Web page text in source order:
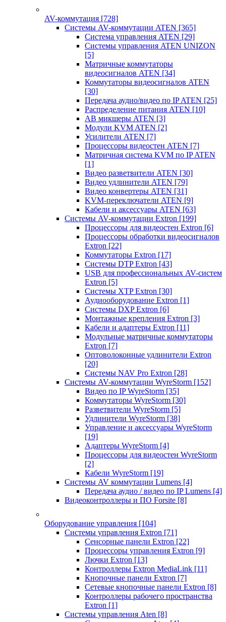
AV-коммутация [728]
Системы AV-коммутации ATEN [365]
Система управления ATEN [29]
Системы управления ATEN UNIZON
[5]
Матричные коммутаторы
видеосигналов ATEN [34]
Коммутаторы видеосигналов ATEN
[30]
Передача аудио/видео по IP ATEN [25]
Распределение питания ATEN [10]
АВ микшеры ATEN [3]
Модули KVM ATEN [2]
Усилители ATEN [7]
Процессоры видеостен ATEN [7]
Матричная система KVM по IP ATEN
[1]
Видео разветвители ATEN [30]
Видео удлинители ATEN [79]
Видео конвертеры ATEN [31]
KVM-переключатели ATEN [9]
Кабели и аксессуары ATEN [63]
Системы AV-коммутации Extron [199]
Процессоры для видеостен Extron [6]
Процессоры обработки видеосигналов
Extron [22]
Коммутаторы Extron [17]
Системы DTP Extron [43]
USB для профессиональных AV-систем
Extron [5]
Системы XTP Extron [30]
Аудиооборудование Extron [1]
Системы DXP Extron [6]
Монтажные крепления Extron [3]
Кабели и адаптеры Extron [11]
Модульные матричные коммутаторы
Extron [7]
Оптоволоконные удлинители Extron
[20]
Системы NAV Pro Extron [28]
Системы AV-коммутации WyreStorm [152]
Видео по IP WyreStorm [35]
Коммутаторы WyreStorm [30]
Разветвители WyreStorm [5]
Удлинители WyreStorm [38]
Управление и аксессуары WyreStorm
[19]
Адаптеры WyreStorm [4]
Процессоры для видеостен WyreStorm
[2]
Кабели WyreStorm [19]
Системы AV коммутации Lumens [4]
Передача аудио / видео по IP Lumens [4]
Видеоконтроллеры и ПО Forsite [8]
Оборудование управления [104]
Системы управления Extron [71]
Сенсорные панели Extron [22]
Процессоры управления Extron [9]
Лючки Extron [13]
Контроллеры Extron MediaLink [11]
Кнопочные панели Extron [7]
Сетевые кнопочные панели Extron [8]
Контроллеры рабочего пространства
Extron [1]
Системы управления Aten [8]